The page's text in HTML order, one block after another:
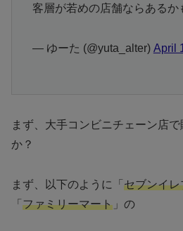
客層が若めの店舗ならある
— ゆーた (@yuta_alter) April
まず、大手コンビニチェーン店
か？
まず、以下のように「 セブンイレ
「 ファミリーマート 」の